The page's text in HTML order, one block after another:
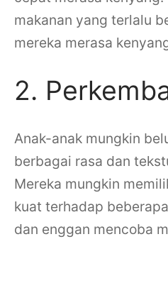
makanan yang terlalu
mereka merasa
2.
Anak-anak mungkin
berbagai rasa dan
Mereka mungkin
kuat terhadap
dan enggan mencoba